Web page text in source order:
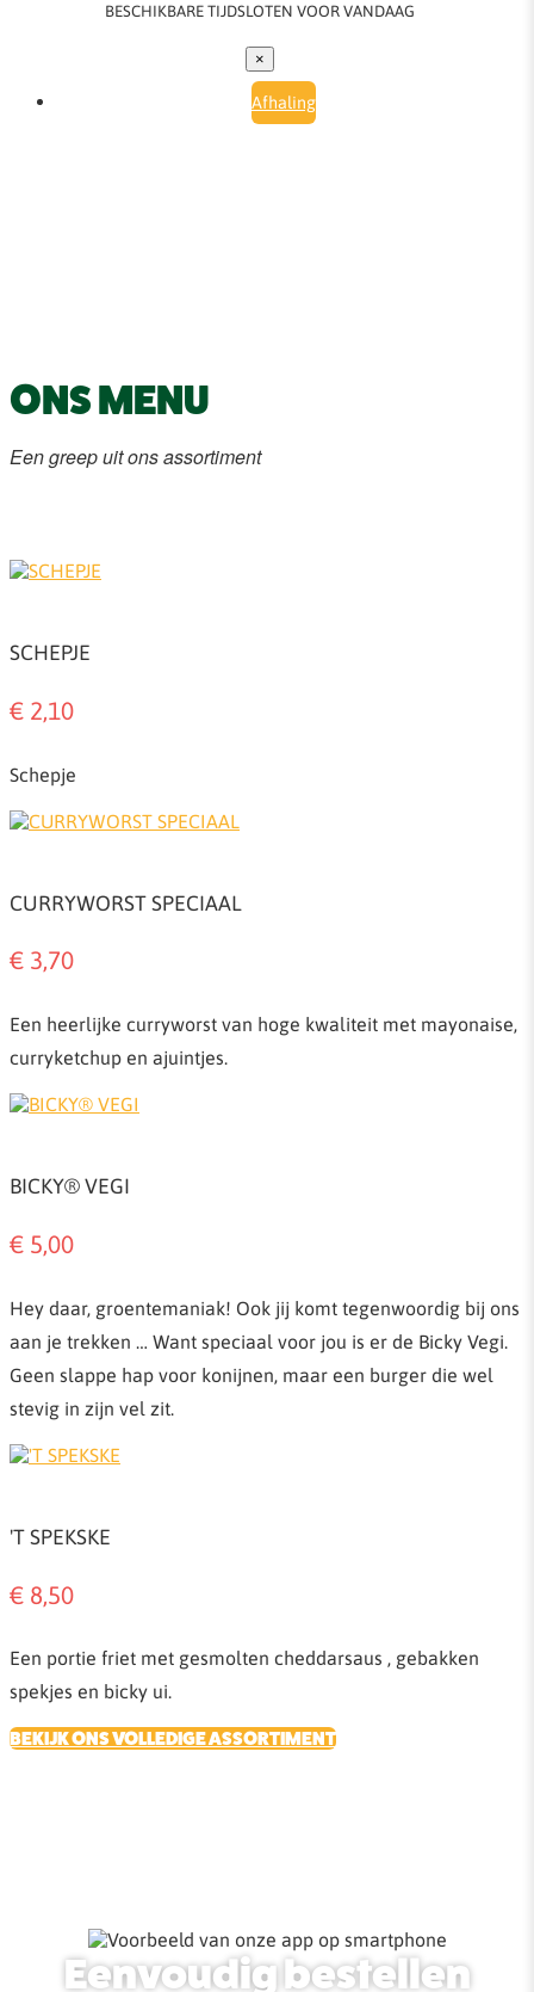
BESCHIKBARE TIJDSLOTEN VOOR VANDAAG
×
Afhaling
ONS MENU
Een greep uit ons assortiment
SCHEPJE
€ 2,10
Schepje
CURRYWORST SPECIAAL
€ 3,70
Een heerlijke curryworst van hoge kwaliteit met mayonaise,
curryketchup en ajuintjes.
BICKY® VEGI
€ 5,00
Hey daar, groentemaniak! Ook jij komt tegenwoordig bij ons
aan je trekken … Want speciaal voor jou is er de Bicky Vegi.
Geen slappe hap voor konijnen, maar een burger die wel
stevig in zijn vel zit.
'T SPEKSKE
€ 8,50
Een portie friet met gesmolten cheddarsaus , gebakken
spekjes en bicky ui.
BEKIJK ONS VOLLEDIGE ASSORTIMENT
Eenvoudig bestellen